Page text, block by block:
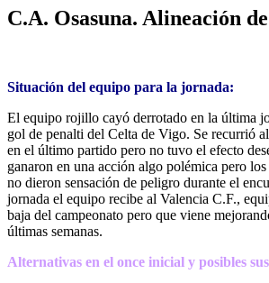
C.A. Osasuna. Alineación
Situación del equipo para la jornada:
El equipo rojillo cayó derrotado en la última
gol de penalti del Celta de Vigo. Se recurrió
en el último partido pero no tuvo el efecto
ganaron en una acción algo polémica pero
no dieron sensación de peligro durante el
jornada el equipo recibe al Valencia C.F.,
baja del campeonato pero que viene
últimas semanas.
Alternativas en el once inicial y posibles